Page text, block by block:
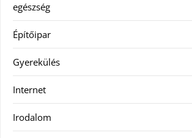
egészség
Építőipar
Gyerekülés
Internet
Irodalom